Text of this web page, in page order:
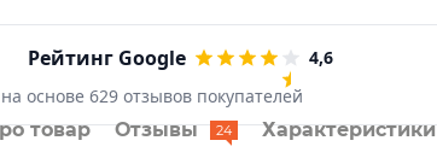
Рейтинг Google
4,6
на основе 629 отзывов покупателей
товар
Отзывы 24 Характеристики